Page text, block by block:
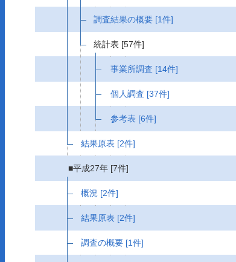
調査結果の概要 [1件]
統計表 [57件]
事業所調査 [14件]
個人調査 [37件]
参考表 [6件]
結果原表 [2件]
■平成27年 [7件]
概況 [2件]
結果原表 [2件]
調査の概要 [1件]